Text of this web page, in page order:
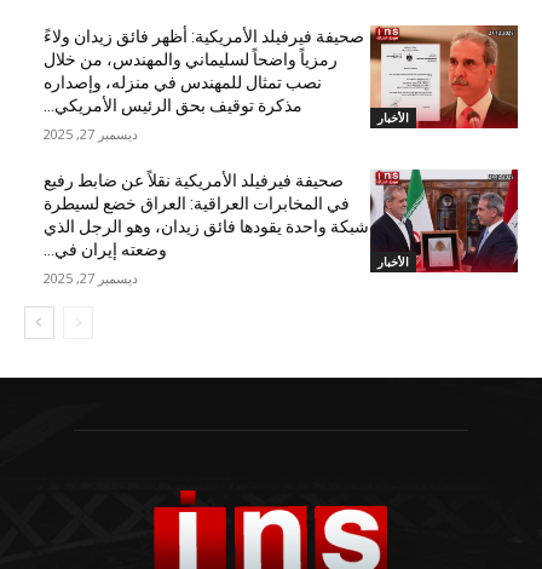
الأخبار
صحيفة فيرفيلد الأمريكية: أظهر فائق زيدان ولاءً
رمزياً واضحاً لسليماني والمهندس، من خلال
نصب تمثال للمهندس في منزله، وإصداره
مذكرة توقيف بحق الرئيس الأمريكي...
ديسمبر 27, 2025
الأخبار
صحيفة فيرفيلد الأمريكية نقلاً عن ضابط رفيع
في المخابرات العراقية: العراق خضع لسيطرة
شبكة واحدة يقودها فائق زيدان، وهو الرجل الذي
وضعته إيران في...
ديسمبر 27, 2025